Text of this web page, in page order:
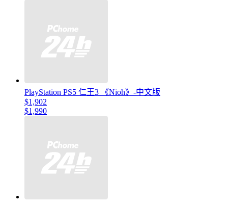
PlayStation PS5 仁王3 《Nioh》-中文版
$1,902
$1,990